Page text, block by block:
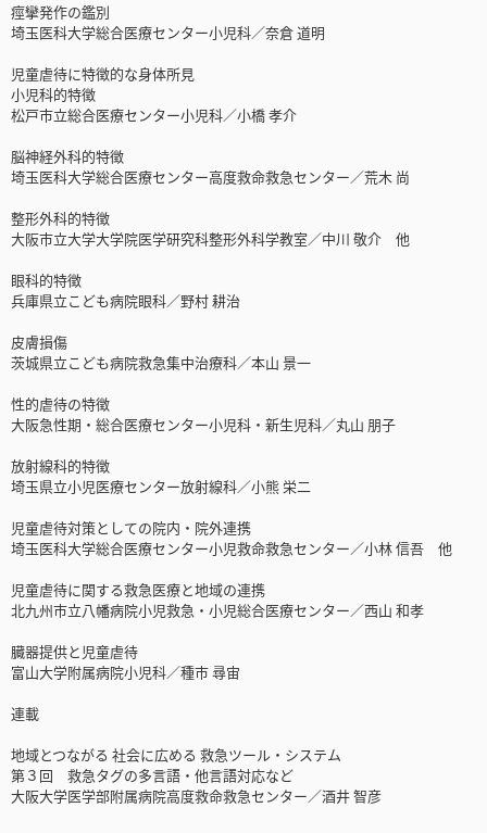
痙攣発作の鑑別
埼玉医科大学総合医療センター小児科／奈倉 道明
児童虐待に特徴的な身体所見
小児科的特徴
松戸市立総合医療センター小児科／小橋 孝介
脳神経外科的特徴
埼玉医科大学総合医療センター高度救命救急センター／荒木 尚
整形外科的特徴
大阪市立大学大学院医学研究科整形外科学教室／中川 敬介 他
眼科的特徴
兵庫県立こども病院眼科／野村 耕治
皮膚損傷
茨城県立こども病院救急集中治療科／本山 景一
性的虐待の特徴
大阪急性期・総合医療センター小児科・新生児科／丸山 朋子
放射線科的特徴
埼玉県立小児医療センター放射線科／小熊 栄二
児童虐待対策としての院内・院外連携
埼玉医科大学総合医療センター小児救命救急センター／小林 信吾 他
児童虐待に関する救急医療と地域の連携
北九州市立八幡病院小児救急・小児総合医療センター／西山 和孝
臓器提供と児童虐待
富山大学附属病院小児科／種市 尋宙
連載
地域とつながる 社会に広める 救急ツール・システム
第３回 救急タグの多言語・他言語対応など
大阪大学医学部附属病院高度救命救急センター／酒井 智彦